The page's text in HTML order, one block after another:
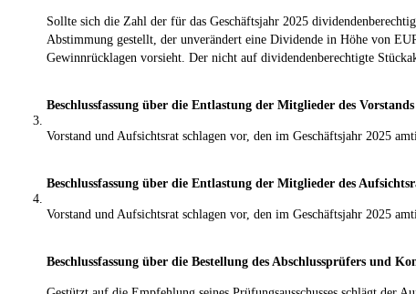
Sollte sich die Zahl der für das Geschäftsjahr 2025
Abstimmung gestellt, der unverändert eine Dividende in Höhe von
Gewinnrücklagen vorsieht. Der nicht auf dividendenberechtigte
3.
Beschlussfassung über die Entlastung der Mitglieder des
Vorstand und Aufsichtsrat schlagen vor, den im Geschäftsjahr 2025
4.
Beschlussfassung über die Entlastung der Mitglieder des
Vorstand und Aufsichtsrat schlagen vor, den im Geschäftsjahr 2025
Beschlussfassung über die Bestellung des Abschlussprüfers und